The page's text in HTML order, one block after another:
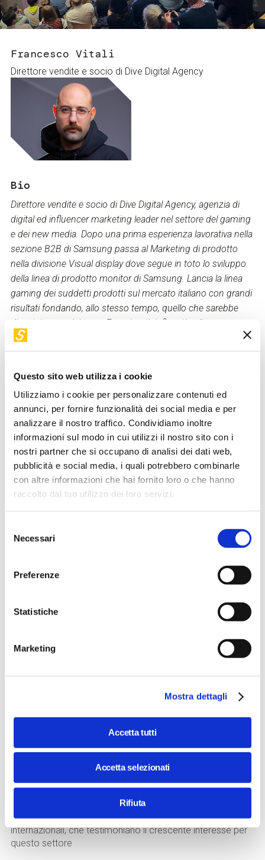
Questo sito web utilizza i cookie
Utilizziamo i cookie per personalizzare contenuti ed
annunci, per fornire funzionalità dei social media e per
analizzare il nostro traffico. Condividiamo inoltre
informazioni sul modo in cui utilizzi il nostro sito con i
nostri partner che si occupano di analisi dei dati web,
pubblicità e social media, i quali potrebbero combinarle
con altre informazioni che hai fornito loro o che hanno
raccolto dal tuo utilizzo dei loro servizi.
delNecessari
Preferenze
Statistiche
Marketing
Mostra dettagli
Accetta tutti
Accetta selezionati
Rifiuta
Servizi e accessibilità
Contatti
Biglietti
Francesco Vitali
Direttore vendite e socio di Dive Digital Agency
Bio
Direttore vendite e socio di Dive Digital Agency, agenzia di
digital ed influencer marketing leader nel settore del gaming
e dei new media. Dopo una prima esperienza lavorativa nella
sezione B2B di Samsung passa al Marketing di prodotto
nella divisione Visual display dove segue in toto lo sviluppo
della linea di prodotto monitor di Samsung. Lancia la linea
gaming dei suddetti prodotti sul mercato italiano con grandi
risultati fondando, allo stesso tempo, quello che sarebbe
diventato uno dei team Esports più influenti sulla scena
italiana: I Samsung Morning Stars.
decide di dedicarsi alla consulenza nei new media con
quali sviluppa campagne di influencer marketing di
successo con colossi del settore sportivo e fintech come
Inter e Uber.Dopo due anni di collaborazione con Dive nel
2022 entra nel board come socio e direttore vendite
aiutando l’azienda ad accrescere il proprio network
Torna a "I nostri relatori"
degli esports e la Gaming Generation
conDaniele Patisso e Francesco Vitali
08 Nov 2023 / 18:30 - 20:00
Costo gratuito
Il workshop sarà un'occasione per approfondire il mondo
del gaming, analizzare dati e statistiche, nazionali e
internazionali, che testimoniano il crescente interesse per
questo settore